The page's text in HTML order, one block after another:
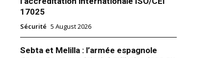
17025
Sécurité 5 August 2026
Sebta et Melilla : l’armée espagnole